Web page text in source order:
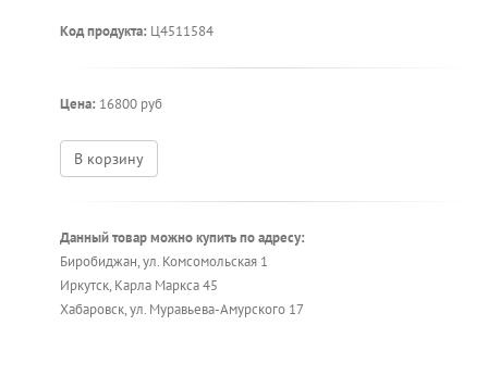
Код продукта: Ц4511584
Цена: 16800 руб
В корзину
Данный товар можно купить по адресу:
Биробиджан, ул. Комсомольская 1
Иркутск, Карла Маркса 45
Хабаровск, ул. Муравьева-Амурского 17